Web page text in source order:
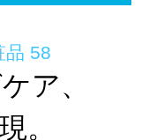
品 58
ア、
。